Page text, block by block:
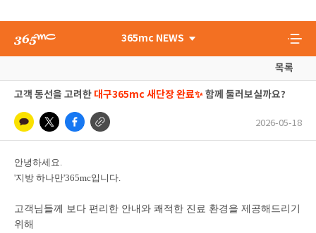
365mc NEWS
목록
고객 동선을 고려한 대구365mc 새단장 완료✨함께 둘러보실까요?
2026-05-18
안녕하세요.
'지방 하나만'365mc입니다.
고객님들께 보다 편리한 안내와 쾌적한 진료 환경을 제공해드리기
위해